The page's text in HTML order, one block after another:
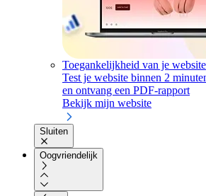
Toegankelijkheid van je website
Test je website binnen 2
en ontvang een PDF-rapport
Bekijk mijn website
Sluiten
Oogvriendelijk